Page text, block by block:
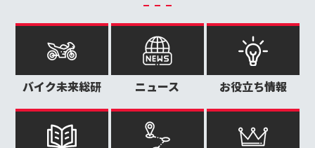
バイク未来総研 ニュース お役立ち情報